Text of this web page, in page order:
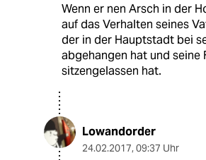
Wenn er nen Arsch in der
auf das Verhalten seines
der in der Hauptstadt bei
abgehangen hat und seine
sitzengelassen hat.
Lowandorder
24.02.2017, 09:37 Uhr